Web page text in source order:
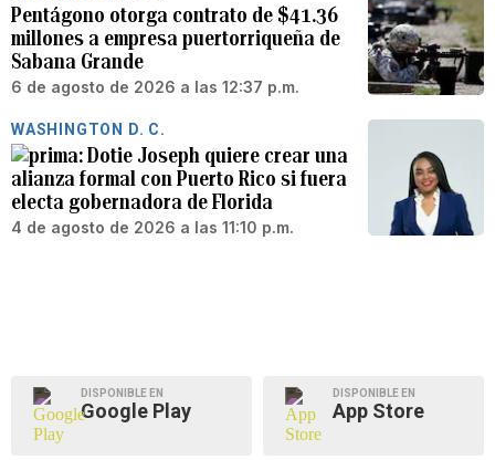
Pentágono otorga contrato de $41.36
millones a empresa puertorriqueña de
Sabana Grande
6 de agosto de 2026 a las 12:37 p.m.
WASHINGTON D. C.
Dotie Joseph quiere crear una
alianza formal con Puerto Rico si fuera
electa gobernadora de Florida
4 de agosto de 2026 a las 11:10 p.m.
DISPONIBLE EN
Google Play
DISPONIBLE EN
App Store